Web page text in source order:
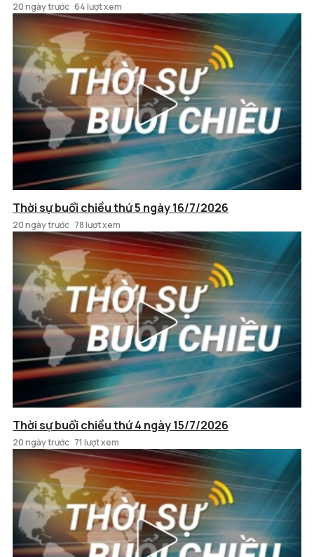
20 ngày trước 64 lượt xem
Thời sự buổi chiều thứ 5 ngày 16/7/2026
20 ngày trước 78 lượt xem
Thời sự buổi chiều thứ 4 ngày 15/7/2026
20 ngày trước 71 lượt xem